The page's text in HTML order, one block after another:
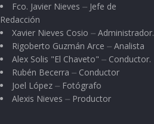
Fco. Javier Nieves ⏤ Jefe de
Redacción
Xavier Nieves Cosio ⏤ Administrador.
Rigoberto Guzmán Arce ⏤ Analista
Alex Solis "El Chaveto" ⏤ Conductor.
Rubén Becerra ⏤ Conductor
Joel López ⏤ Fotógrafo
Alexis Nieves ⏤ Productor